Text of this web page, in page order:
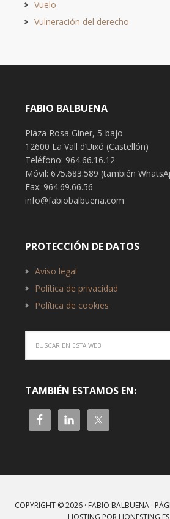
Vuelo
Vulneración del derecho
FABIO BALBUENA
Plaza Rosa Giner, 5-bajo
12600 La Vall d’Uixó (Castellón)
Teléfono: 964.66.16.12
Móvil: 675.683.589 (también
Fax: 964.69.66.56
info@fabiobalbuena.com
PROTECCIÓN DE DATOS
Aviso legal
Política de privacidad
Política de cookies
TAMBIÉN ESTAMOS EN:
COPYRIGHT © 2026 · FABIO BALBUENA ·
HOSTING POR HONESTING.ES